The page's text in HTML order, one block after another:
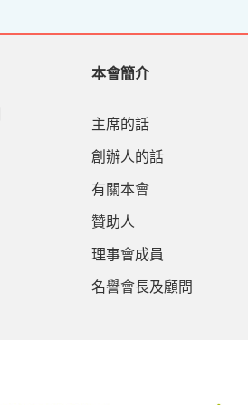
本會簡介
主席的話
創辦人的話
有關本會
贊助人
理事會成員
名譽會長及顧問